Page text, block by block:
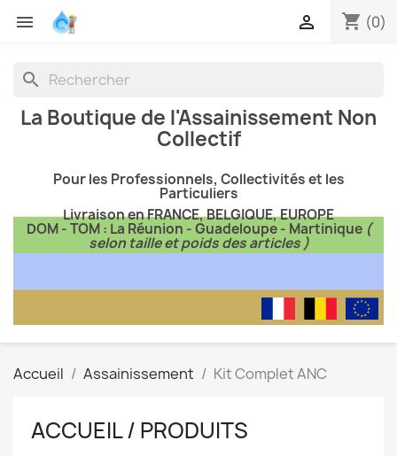
 shopping_cart (0)

search
La Boutique de l'Assainissement Non
Collectif
Pour les Professionnels, Collectivités et les
Particuliers
Livraison en FRANCE, BELGIQUE, EUROPE
DOM - TOM : La Réunion - Guadeloupe - Martinique(
selon taille et poids des articles )
Accueil Assainissement Kit Complet ANC
ACCUEIL / PRODUITS